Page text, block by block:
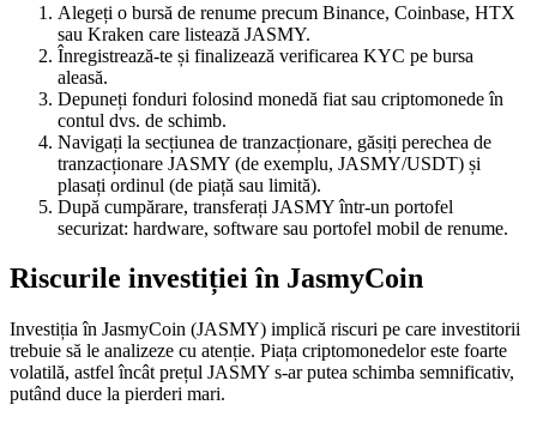
Alegeți o bursă de renume precum Binance, Coinbase, HTX
sau Kraken care listează JASMY.
Înregistrează-te și finalizează verificarea KYC pe bursa
aleasă.
Depuneți fonduri folosind monedă fiat sau criptomonede în
contul dvs. de schimb.
Navigați la secțiunea de tranzacționare, găsiți perechea de
tranzacționare JASMY (de exemplu, JASMY/USDT) și
plasați ordinul (de piață sau limită).
După cumpărare, transferați JASMY într-un portofel
securizat: hardware, software sau portofel mobil de renume.
Riscurile investiției în JasmyCoin
Investiția în JasmyCoin (JASMY) implică riscuri pe care investitorii
trebuie să le analizeze cu atenție. Piața criptomonedelor este foarte
volatilă, astfel încât prețul JASMY s-ar putea schimba semnificativ,
putând duce la pierderi mari.